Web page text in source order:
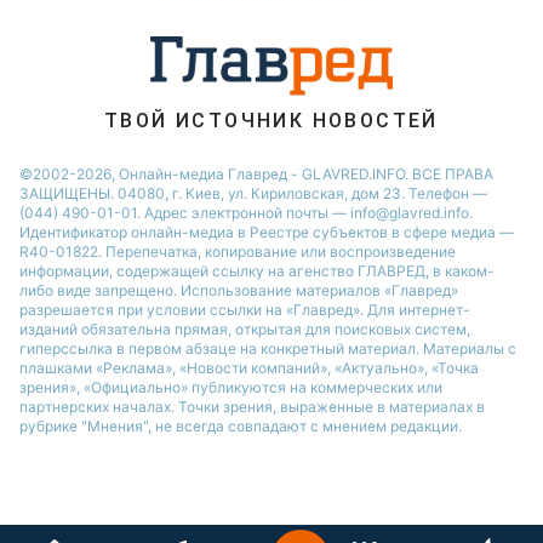
ТВОЙ ИСТОЧНИК НОВОСТЕЙ
©2002-2026, Онлайн-медиа Главред - GLAVRED.INFO. ВСЕ ПРАВА
ЗАЩИЩЕНЫ. 04080, г. Киев, ул. Кириловская, дом 23. Телефон —
(044) 490-01-01. Адрес электронной почты — info@glavred.info.
Идентификатор онлайн-медиа в Реестре cубъектов в сфере медиа —
R40-01822. Перепечатка, копирование или воспроизведение
информации, содержащей ссылку на агенство ГЛАВРЕД, в каком-
либо виде запрещено. Использование материалов «Главред»
разрешается при условии ссылки на «Главред». Для интернет-
изданий обязательна прямая, открытая для поисковых систем,
гиперссылка в первом абзаце на конкретный материал. Материалы с
плашками «Реклама», «Новости компаний», «Актуально», «Точка
зрения», «Официально» публикуются на коммерческих или
партнерских началах. Точки зрения, выраженные в материалах в
рубрике "Мнения", не всегда совпадают с мнением редакции.